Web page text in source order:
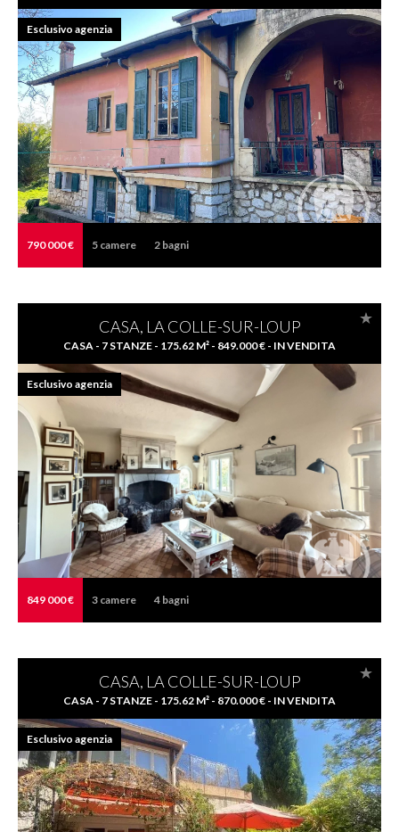
790 000 € 5 camere 2 bagni
Esclusivo agenzia
CASA, LA COLLE-SUR-LOUP
CASA - 7 STANZE - 175.62 M² - 849.000 € - IN VENDITA
849 000 € 3 camere 4 bagni
Esclusivo agenzia
CASA, LA COLLE-SUR-LOUP
CASA - 7 STANZE - 175.62 M² - 870.000 € - IN VENDITA
Esclusivo agenzia